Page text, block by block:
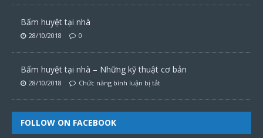
Bấm huyệt tại nhà
28/10/2018 0
Bấm huyệt tại nhà – Những kỹ thuật cơ bản
28/10/2018 Chức năng bình luận bị tắt
FOLLOW ON FACEBOOK